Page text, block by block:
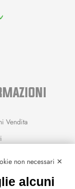
Vendita
non necessari ✕
alcuni